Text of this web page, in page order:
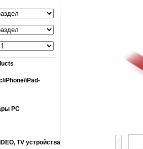
iPhone/iPad-
PC
TV устройства